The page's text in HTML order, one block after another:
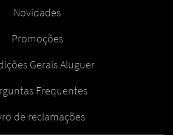
Novidades
Promoções
Gerais Aluguer
Frequentes
de reclamações